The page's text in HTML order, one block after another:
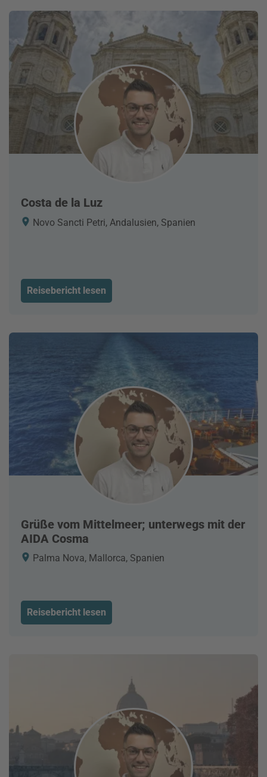
Costa de la Luz
Novo Sancti Petri, Andalusien, Spanien
Reisebericht lesen
Grüße vom Mittelmeer; unterwegs mit der
AIDA Cosma
Palma Nova, Mallorca, Spanien
Reisebericht lesen